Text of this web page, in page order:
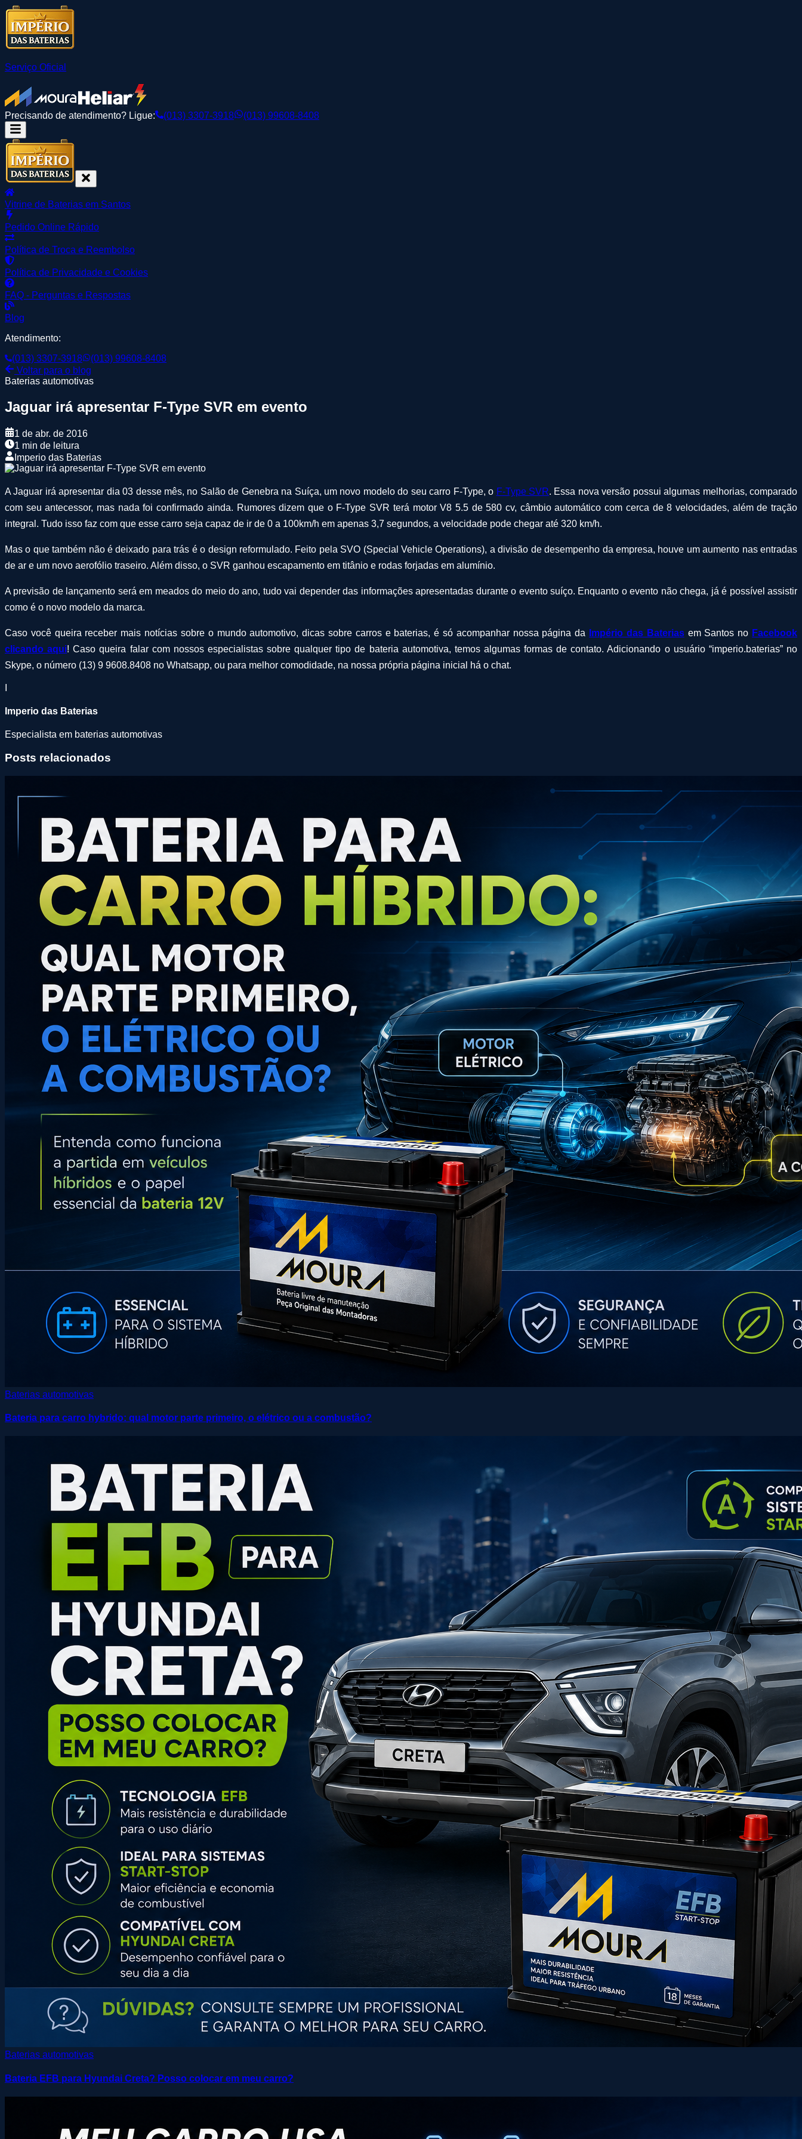
Serviço Oficial
Precisando de atendimento? Ligue: (013) 3307-3918 (013) 99608-8408
Vitrine de Baterias em Santos
Pedido Online Rápido
Política de Troca e Reembolso
Política de Privacidade e Cookies
FAQ - Perguntas e Respostas
Blog
Atendimento:
(013) 3307-3918
(013) 99608-8408
Voltar para o blog
Baterias automotivas
Jaguar irá apresentar F-Type SVR em evento
1 de abr. de 2016
1 min de leitura
Imperio das Baterias
A Jaguar irá apresentar dia 03 desse mês, no Salão de Genebra na Suíça, um novo modelo do seu carro F-Type, o F-Type SVR. Essa nova versão possui algumas melhorias, comparado
com seu antecessor, mas nada foi confirmado ainda. Rumores dizem que o F-Type SVR terá motor V8 5.5 de 580 cv, câmbio automático com cerca de 8 velocidades, além de tração
integral. Tudo isso faz com que esse carro seja capaz de ir de 0 a 100km/h em apenas 3,7 segundos, a velocidade pode chegar até 320 km/h.
Mas o que também não é deixado para trás é o design reformulado. Feito pela SVO (Special Vehicle Operations), a divisão de desempenho da empresa, houve um aumento nas entradas
de ar e um novo aerofólio traseiro. Além disso, o SVR ganhou escapamento em titânio e rodas forjadas em alumínio.
A previsão de lançamento será em meados do meio do ano, tudo vai depender das informações apresentadas durante o evento suíço. Enquanto o evento não chega, já é possível assistir
como é o novo modelo da marca.
Caso você queira receber mais notícias sobre o mundo automotivo, dicas sobre carros e baterias, é só acompanhar nossa página da Império das Bateriasem Santos no Facebook
clicando aqui! Caso queira falar com nossos especialistas sobre qualquer tipo de bateria automotiva, temos algumas formas de contato. Adicionando o usuário “imperio.baterias” no
Skype, o número (13) 9 9608.8408 no Whatsapp, ou para melhor comodidade, na nossa própria página inicial há o chat.
Imperio das Baterias
Especialista em baterias automotivas
Posts relacionados
Baterias automotivas
Bateria para carro hybrido: qual motor parte primeiro, o elétrico ou a combustão?
Baterias automotivas
Bateria EFB para Hyundai Creta? Posso colocar em meu carro?